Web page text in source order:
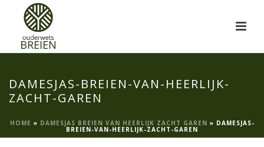
DAMESJAS-BREIEN-VAN-HEERLIJK-
ZACHT-GAREN
HOME » DAMESJAS BREIEN VAN HEERLIJK ZACHT GAREN » DAMESJAS-
BREIEN-VAN-HEERLIJK-ZACHT-GAREN